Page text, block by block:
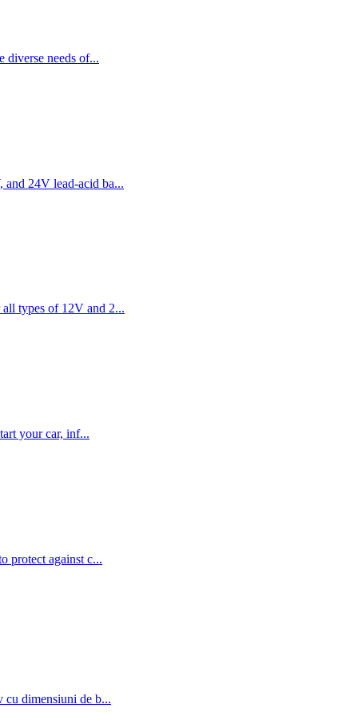
diverse needs of...
and 24V lead-acid ba...
all types of 12V and 2...
your car, inf...
protect against c...
cu dimensiuni de b...